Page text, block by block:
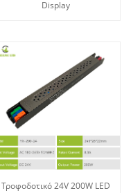
Display
Τροφοδοτικό 24V 200W LED